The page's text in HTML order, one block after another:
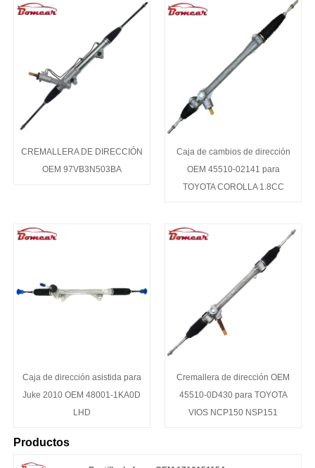
CREMALLERA DE DIRECCIÓN
OEM 97VB3N503BA
Caja de cambios de dirección
OEM 45510-02141 para
TOYOTA COROLLA 1.8CC
Caja de dirección asistida para
Juke 2010 OEM 48001-1KA0D
LHD
Cremallera de dirección OEM
45510-0D430 para TOYOTA
VIOS NCP150 NSP151
Productos